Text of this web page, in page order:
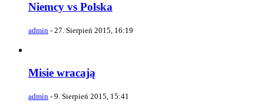
Niemcy vs Polska
admin - 27. Sierpień 2015, 16:19
Misie wracają
admin - 9. Sierpień 2015, 15:41